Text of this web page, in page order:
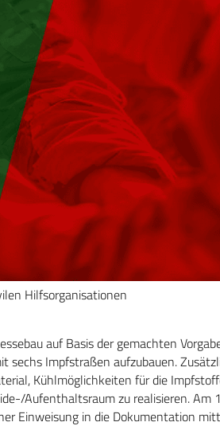
Hilfsorganisationen
auf Basis der gemachten
sechs Impfstraßen aufzubauen.
Kühlmöglichkeiten für die
Aufenthaltsraum zu realisieren. Am
Einweisung in die Dokumentation